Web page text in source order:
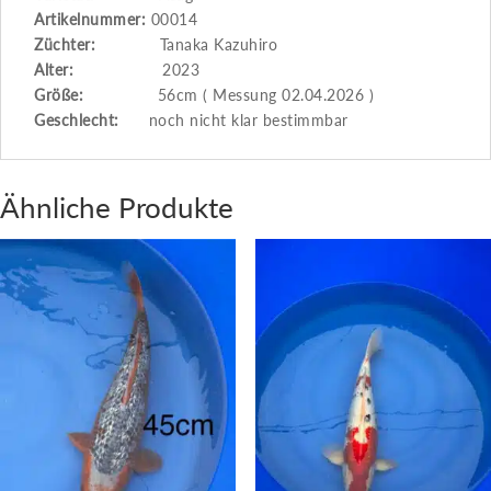
Artikelnummer: 00014
Züchter: Tanaka Kazuhiro
Alter: 2023
Größe: 56cm ( Messung 02.04.2026 )
Geschlecht: noch nicht klar bestimmbar
Ähnliche Produkte